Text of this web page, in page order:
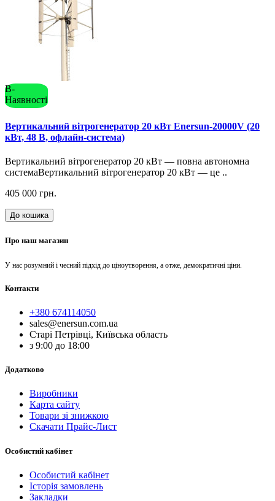
В-
Наявності
Вертикальний вітрогенератор 20 кВт Enersun-20000V (20
кВт, 48 В, офлайн-система)
Вертикальний вітрогенератор 20 кВт — повна автономна
системаВертикальний вітрогенератор 20 кВт — це ..
405 000 грн.
До кошика
Про наш магазин
У нас розумний і чесний підхід до ціноутворення, а отже, демократичні ціни.
Контакти
+380 674114050
sales@enersun.com.ua
Старі Петрівці, Київська область
з 9:00 до 18:00
Додатково
Виробники
Карта сайту
Товари зі знижкою
Скачати Прайс-Лист
Особистий кабінет
Особистий кабінет
Історія замовлень
Закладки